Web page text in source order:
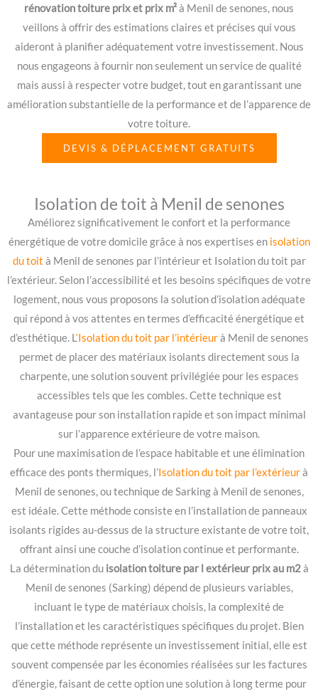
rénovation toiture prix et prix m²à Menil de senones, nous
veillons à offrir des estimations claires et précises qui vous
aideront à planifier adéquatement votre investissement. Nous
nous engageons à fournir non seulement un service de qualité
mais aussi à respecter votre budget, tout en garantissant une
amélioration substantielle de la performance et de l’apparence de
votre toiture.
DEVIS & DÉPLACEMENT GRATUITS
Isolation de toit à Menil de senones
Améliorez significativement le confort et la performance
énergétique de votre domicile grâce à nos expertises en isolation
du toit à Menil de senones par l’intérieur et Isolation du toit par
l’extérieur. Selon l’accessibilité et les besoins spécifiques de votre
logement, nous vous proposons la solution d’isolation adéquate
qui répond à vos attentes en termes d’efficacité énergétique et
d’esthétique. L‘Isolation du toit par l’intérieurà Menil de senones
permet de placer des matériaux isolants directement sous la
charpente, une solution souvent privilégiée pour les espaces
accessibles tels que les combles. Cette technique est
avantageuse pour son installation rapide et son impact minimal
sur l’apparence extérieure de votre maison.
Pour une maximisation de l’espace habitable et une élimination
efficace des ponts thermiques, l’Isolation du toit par l’extérieurà
Menil de senones, ou technique de Sarking à Menil de senones,
est idéale. Cette méthode consiste en l’installation de panneaux
isolants rigides au-dessus de la structure existante de votre toit,
offrant ainsi une couche d’isolation continue et performante.
La détermination du isolation toiture par l extérieur prix au m2à
Menil de senones (Sarking) dépend de plusieurs variables,
incluant le type de matériaux choisis, la complexité de
l’installation et les caractéristiques spécifiques du projet. Bien
que cette méthode représente un investissement initial, elle est
souvent compensée par les économies réalisées sur les factures
d’énergie, faisant de cette option une solution à long terme pour